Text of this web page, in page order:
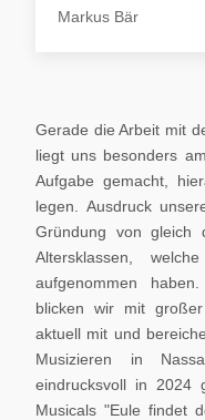
Markus Bär
Gerade die Arbeit mit
liegt uns besonders
Aufgabe gemacht,
legen. Ausdruck
Gründung von gleich
Altersklassen,
aufgenommen
blicken wir mit
aktuell mit und
Musizieren in
eindrucksvoll in 2024
Musicals "Eule findet